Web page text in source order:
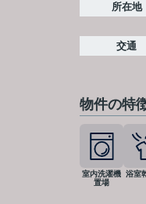
所在地
交通
物件の特
室内洗濯機
置場
浴室